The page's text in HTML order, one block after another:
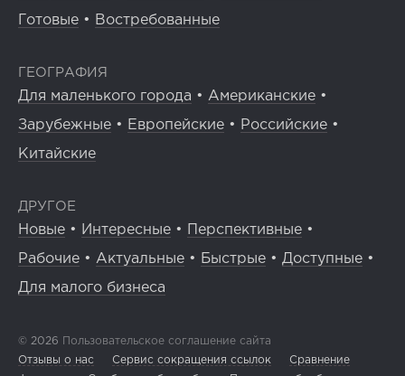
Готовые • Востребованные
ГЕОГРАФИЯ
Для маленького города • Американские •
Зарубежные • Европейские • Российские •
Китайские
ДРУГОЕ
Новые • Интересные • Перспективные •
Рабочие • Актуальные • Быстрые • Доступные •
Для малого бизнеса
© 2026 Пользовательское соглашение сайта
Отзывы о нас
Сервис сокращения ссылок
Сравнение